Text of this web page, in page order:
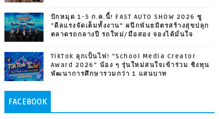
ปักหมุด 1-5 ก.ค.นี้! FAST AUTO SHOW 2026 ชู
“ดีลแรงจัดเต็มทั้งงาน” ผนึกพันธมิตรสร้างสุขปลุก
ตลาดรถกลางปี รถใหม่/มือสอง จองได้มั่นใจ
TikTok ลุกเป็นไฟ! “School Media Creator
Award 2026” น้อง ๆ รุ่นใหม่สนใจเข้าร่วม ชิงทุน
พัฒนาการศึกษารวมกว่า 1 แสนบาท
FACEBOOK